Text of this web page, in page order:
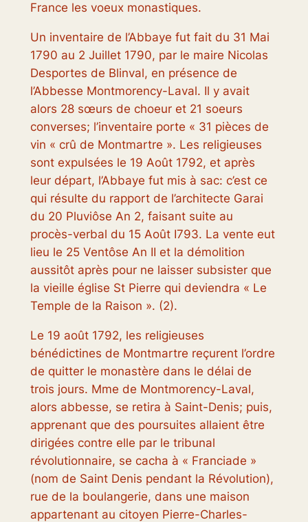
France les voeux monastiques.
Un inventaire de l’Abbaye fut fait du 31 Mai
1790 au 2 Juillet 1790, par le maire Nicolas
Desportes de Blinval, en présence de
l’Abbesse Montmorency-Laval. Il y avait
alors 28 sœurs de choeur et 21 soeurs
converses; l’inventaire porte « 31 pièces de
vin « crû de Montmartre ». Les religieuses
sont expulsées le 19 Août 1792, et après
leur départ, l’Abbaye fut mis à sac: c’est ce
qui résulte du rapport de l’architecte Garai
du 20 Pluviôse An 2, faisant suite au
procès-verbal du 15 Août I793. La vente eut
lieu le 25 Ventôse An II et la démolition
aussitôt après pour ne laisser subsister que
la vieille église St Pierre qui deviendra « Le
Temple de la Raison ». (2).
Le 19 août 1792, les religieuses
bénédictines de Montmartre reçurent l’ordre
de quitter le monastère dans le délai de
trois jours. Mme de Montmorency-Laval,
alors abbesse, se retira à Saint-Denis; puis,
apprenant que des poursuites allaient être
dirigées contre elle par le tribunal
révolutionnaire, se cacha à « Franciade »
(nom de Saint Denis pendant la Révolution),
rue de la boulangerie, dans une maison
appartenant au citoyen Pierre-Charles-